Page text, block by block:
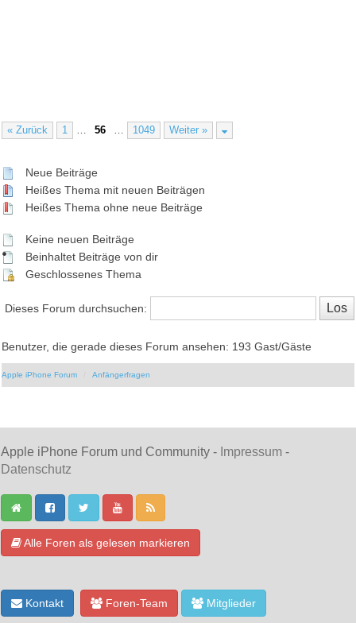
« Zurück 1 56 1049 Weiter »
Neue Beiträge
Heißes Thema mit neuen Beiträgen
Heißes Thema ohne neue Beiträge
Keine neuen Beiträge
Beinhaltet Beiträge von dir
Geschlossenes Thema
Dieses Forum durchsuchen:
Benutzer, die gerade dieses Forum ansehen: 193 Gast/Gäste
Apple iPhone Forum Anfängerfragen
Apple iPhone Forum und Community - Impressum -
Datenschutz
Alle Foren als gelesen markieren
Kontakt Foren-Team Mitglieder